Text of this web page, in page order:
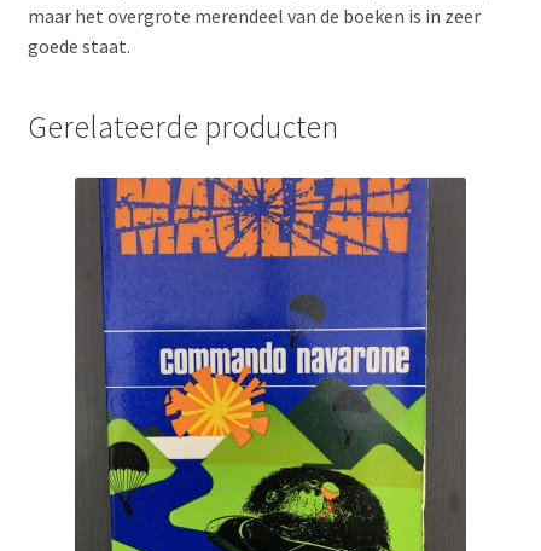
maar het overgrote merendeel van de boeken is in zeer
goede staat.
Gerelateerde producten